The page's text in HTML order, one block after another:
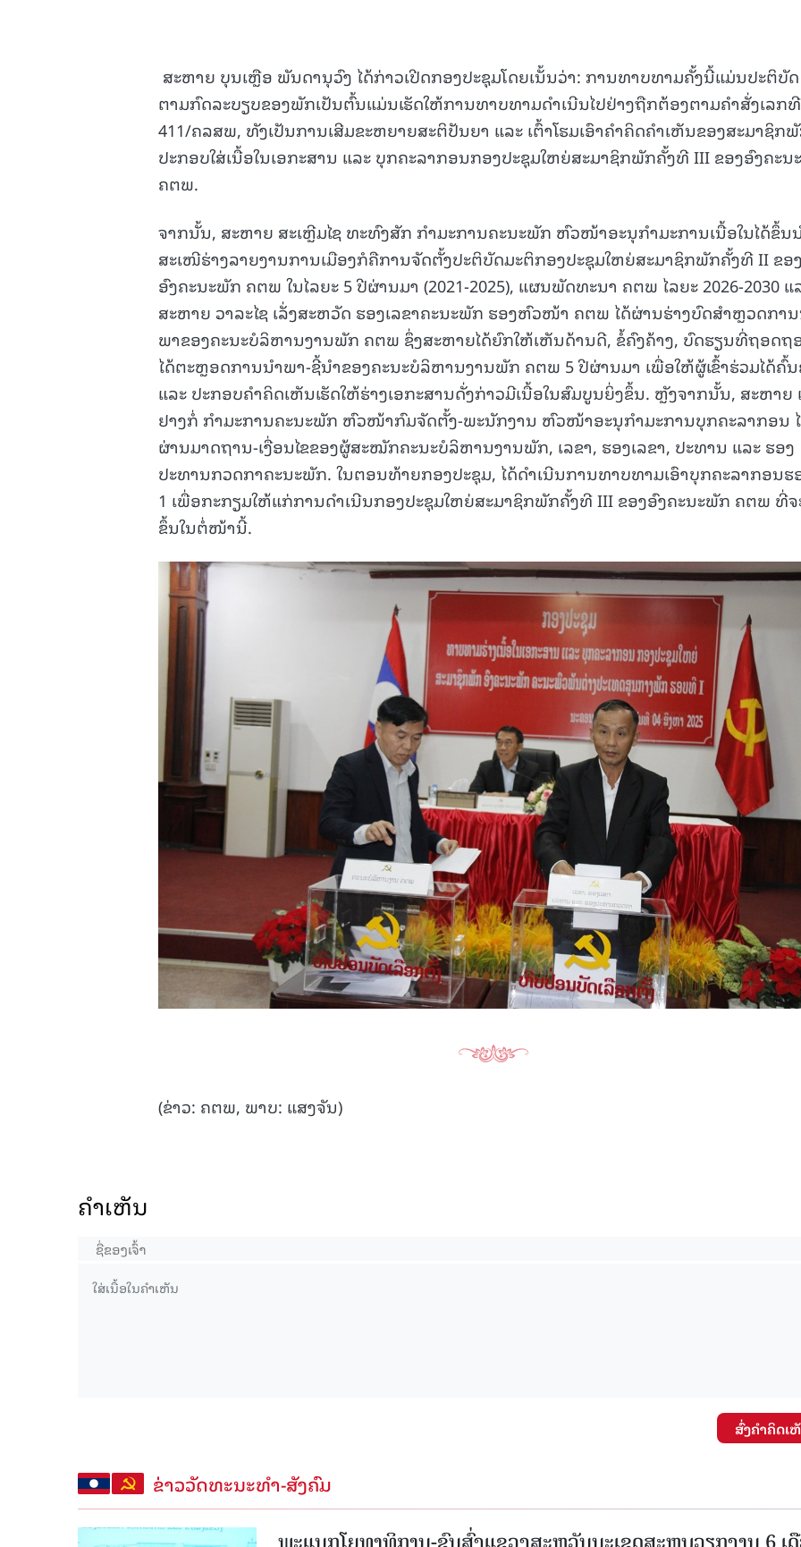
ສະຫາຍ ບຸນເຫຼືອ ພັນດານຸວົງ ໄດ້ກ່າວເປີດກອງປະຊຸມໂດຍເນັ້ນວ່າ: ການທາບທາມຄັ້ງນີ້ແມ່ນປະຕິບັດ
ຕາມກົດລະບຽບຂອງພັກເປັນຕົ້ນແມ່ນເຮັດໃຫ້ການທາບທາມດໍາເນີນໄປຢ່າງຖືກຕ້ອງຕາມຄຳສັ່ງເລກທີ
411/ຄລສພ, ທັງເປັນການເສີມຂະຫຍາຍສະຕິປັນຍາ ແລະ ເຕົ້າໂຮມເອົາຄຳຄິດຄຳເຫັນຂອງສະມາຊິກ
ປະກອບໃສ່ເນື້ອໃນເອກະສານ ແລະ ບຸກຄະລາກອນກອງປະຊຸມໃຫຍ່ສະມາຊິກພັກຄັ້ງທີ III ຂອງອົງຄະນ
ຄຕພ.
ຈາກນັ້ນ, ສະຫາຍ ສະເຫຼີມໄຊ ທະທົງສັກ ກຳມະການຄະນະພັກ ຫົວໜ້າອະນຸກຳມະການເນື້ອໃນໄດ້ຂຶ້ນ
ສະເໜີຮ່າງລາຍງານການເມືອງກໍຄືການຈັດຕັ້ງປະຕິບັດມະຕິກອງປະຊຸມໃຫຍ່ສະມາຊິກພັກຄັ້ງທີ II ຂອງ
ອົງຄະນະພັກ ຄຕພ ໃນໄລຍະ 5 ປີຜ່ານມາ (2021-2025), ແຜນພັດທະນາ ຄຕພ ໄລຍະ 2026-2030 ແ
ສະຫາຍ ວາລະໄຊ ເລັ່ງສະຫວັດ ຮອງເລຂາຄະນະພັກ ຮອງຫົວໜ້າ ຄຕພ ໄດ້ຜ່ານຮ່າງບົດສໍາຫຼວດກາ
ພາຂອງຄະນະບໍລິຫານງານພັກ ຄຕພ ຊຶ່ງສະຫາຍໄດ້ຍົກໃຫ້ເຫັນດ້ານດີ, ຂໍ້ຄົງຄ້າງ, ບົດຮຽນທີ່ຖອດຖ
ໄດ້ຕະຫຼອດການນໍາພາ-ຊີ້ນຳຂອງຄະນະບໍລິຫານງານພັກ ຄຕພ 5 ປີຜ່ານມາ ເພື່ອໃຫ້ຜູ້ເຂົ້າຮ່ວມໄດ້ຄົ້ນ
ແລະ ປະກອບຄຳຄິດເຫັນເຮັດໃຫ້ຮ່າງເອກະສານດັ່ງກ່າວມີເນື້ອໃນສົມບູນຍິ່ງຂຶ້ນ. ຫຼັງຈາກນັ້ນ, ສະຫາຍ
ຢາງກໍ່ ກໍາມະການຄະນະພັກ ຫົວໜ້າກົມຈັດຕັ້ງ-ພະນັກງານ ຫົວໜ້າອະນຸກໍາມະການບຸກຄະລາກອນ
ຜ່ານມາດຖານ-ເງື່ອນໄຂຂອງຜູ້ສະໝັກຄະນະບໍລິຫານງານພັກ, ເລຂາ, ຮອງເລຂາ, ປະທານ ແລະ ຮອງ
ປະທານກວດກາຄະນະພັກ. ໃນຕອນທ້າຍກອງປະຊຸມ, ໄດ້ດຳເນີນການທາບທາມເອົາບຸກຄະລາກອນ
1 ເພື່ອກະກຽມໃຫ້ແກ່ການດຳເນີນກອງປະຊຸມໃຫຍ່ສະມາຊິກພັກຄັ້ງທີ III ຂອງອົງຄະນະພັກ ຄຕພ ທີ່ຈ
ຂຶ້ນໃນຕໍ່ໜ້ານີ້.
(ຂ່າວ: ຄຕພ, ພາບ: ແສງຈັນ)
ຄໍາເຫັນ
ສົ່ງຄໍາຄິດເ
ຂ່າວວັດທະນະທຳ-ສັງຄົມ